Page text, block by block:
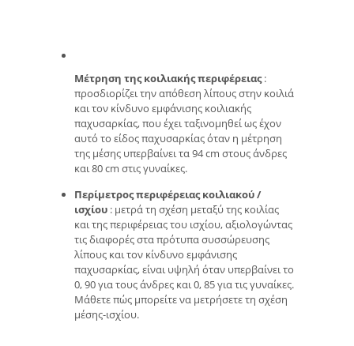
Μέτρηση της κοιλιακής περιφέρειας:
προσδιορίζει την απόθεση λίπους στην κοιλιά
και τον κίνδυνο εμφάνισης κοιλιακής
παχυσαρκίας, που έχει ταξινομηθεί ως έχον
αυτό το είδος παχυσαρκίας όταν η μέτρηση
της μέσης υπερβαίνει τα 94 cm στους άνδρες
και 80 cm στις γυναίκες.
Περίμετρος περιφέρειας κοιλιακού /
ισχίου : μετρά τη σχέση μεταξύ της κοιλίας
και της περιφέρειας του ισχίου, αξιολογώντας
τις διαφορές στα πρότυπα συσσώρευσης
λίπους και τον κίνδυνο εμφάνισης
παχυσαρκίας, είναι υψηλή όταν υπερβαίνει το
0, 90 για τους άνδρες και 0, 85 για τις γυναίκες.
Μάθετε πώς μπορείτε να μετρήσετε τη σχέση
μέσης-ισχίου.